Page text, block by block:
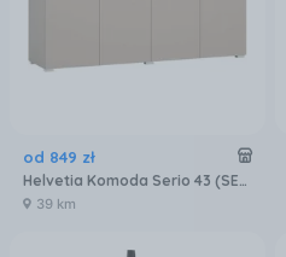
od 849 zł
Helvetia Komoda Serio 43 (SERIO24CJNI43)
39 km